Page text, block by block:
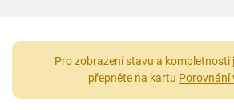
Pro zobrazení stavu a
přepněte na kartu Porovnání